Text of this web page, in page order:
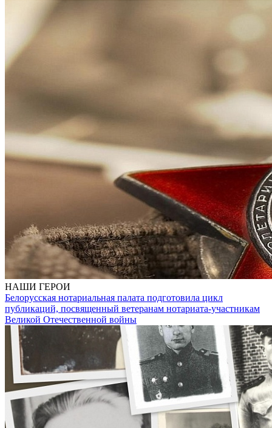
НАШИ ГЕРОИ
Белорусская нотариальная палата подготовила цикл
публикаций, посвященный ветеранам нотариата-участникам
Великой Отечественной войны